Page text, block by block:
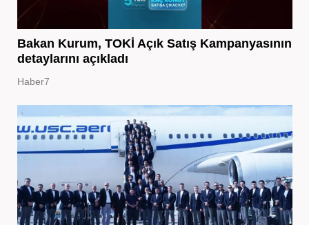
Bakan Kurum, TOKİ Açık Satış Kampanyasının
detaylarını açıkladı
Haber7